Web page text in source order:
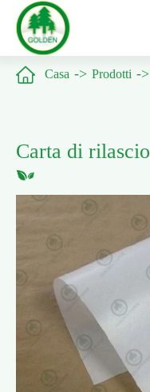
 Casa Prodotti
Carta di rilascio